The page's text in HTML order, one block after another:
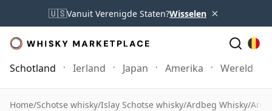
🇺🇸Vanuit Verenigde Staten?Wisselen ×
Schotland Ierland Japan Amerika Wereld
Home/Schotse whisky/Islay Schotse whisky/Ardbeg Whisky/